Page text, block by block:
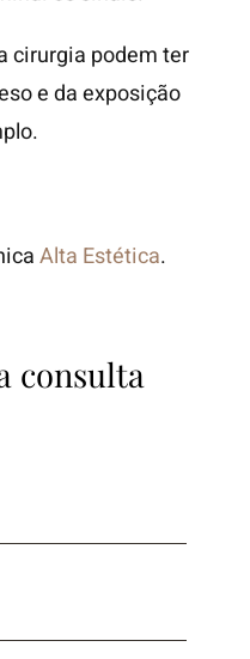
cirurgia podem ter
e da exposição
Alta Estética.
consulta